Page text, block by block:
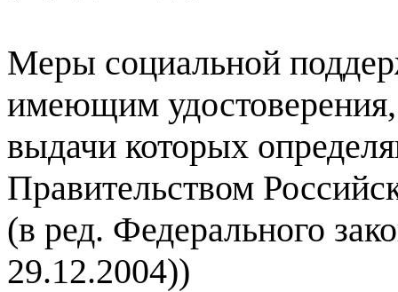
Меры социальной
имеющим
выдачи которых
Правительством
(в ред. Федерального
29.12.2004))